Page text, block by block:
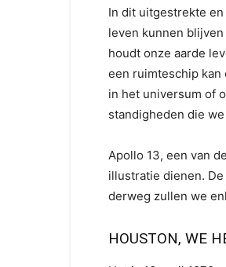
In dit uitgestrekte
leven kunnen
houdt onze aarde
een ruimteschip
in het universum of
standigheden die
Apollo 13, een van
illustratie dienen.
derweg zullen we
HOUSTON, WE